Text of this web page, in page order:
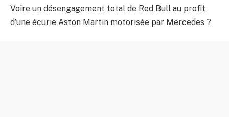
Voire un désengagement total de Red Bull au profit
d’une écurie Aston Martin motorisée par Mercedes ?